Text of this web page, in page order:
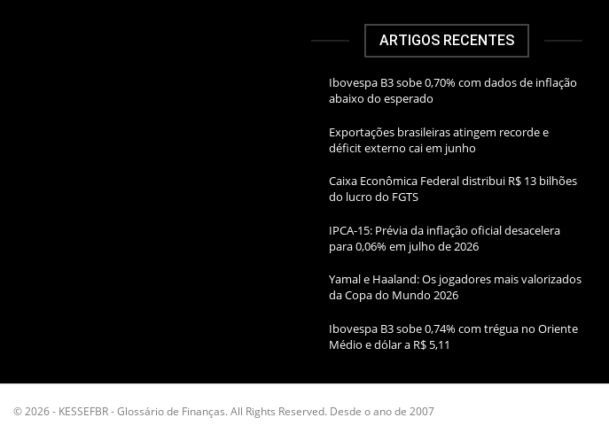
ARTIGOS RECENTES
Ibovespa B3 sobe 0,70% com dados de inflação
abaixo do esperado
Exportações brasileiras atingem recorde e
déficit externo cai em junho
Caixa Econômica Federal distribui R$ 13 bilhões
do lucro do FGTS
IPCA-15: Prévia da inflação oficial desacelera
para 0,06% em julho de 2026
Yamal e Haaland: Os jogadores mais valorizados
da Copa do Mundo 2026
Ibovespa B3 sobe 0,74% com trégua no Oriente
Médio e dólar a R$ 5,11
© 2026 - KESSEFBR - Glossário de Finanças. All Rights Reserved. Desde o ano de 2007